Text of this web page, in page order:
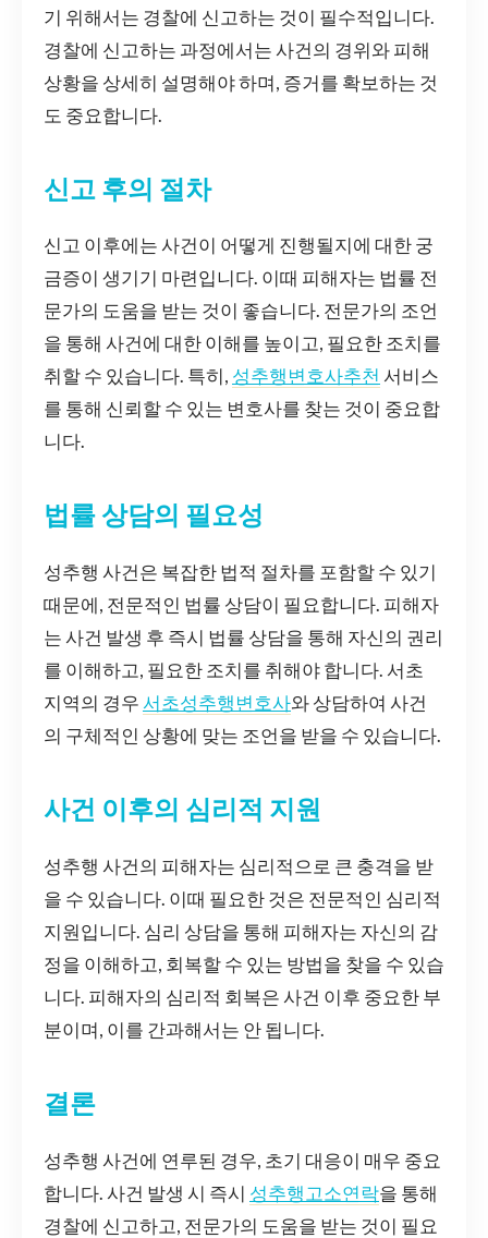
기 위해서는 경찰에 신고하는 것이 필수적입니다.
경찰에 신고하는 과정에서는 사건의 경위와 피해
상황을 상세히 설명해야 하며, 증거를 확보하는 것
도 중요합니다.
신고 후의 절차
신고 이후에는 사건이 어떻게 진행될지에 대한 궁
금증이 생기기 마련입니다. 이때 피해자는 법률 전
문가의 도움을 받는 것이 좋습니다. 전문가의 조언
을 통해 사건에 대한 이해를 높이고, 필요한 조치를
취할 수 있습니다. 특히, 성추행변호사추천 서비스
를 통해 신뢰할 수 있는 변호사를 찾는 것이 중요합
니다.
법률 상담의 필요성
성추행 사건은 복잡한 법적 절차를 포함할 수 있기
때문에, 전문적인 법률 상담이 필요합니다. 피해자
는 사건 발생 후 즉시 법률 상담을 통해 자신의 권리
를 이해하고, 필요한 조치를 취해야 합니다. 서초
지역의 경우 서초성추행변호사와 상담하여 사건
의 구체적인 상황에 맞는 조언을 받을 수 있습니다.
사건 이후의 심리적 지원
성추행 사건의 피해자는 심리적으로 큰 충격을 받
을 수 있습니다. 이때 필요한 것은 전문적인 심리적
지원입니다. 심리 상담을 통해 피해자는 자신의 감
정을 이해하고, 회복할 수 있는 방법을 찾을 수 있습
니다. 피해자의 심리적 회복은 사건 이후 중요한 부
분이며, 이를 간과해서는 안 됩니다.
결론
성추행 사건에 연루된 경우, 초기 대응이 매우 중요
합니다. 사건 발생 시 즉시 성추행고소연락을 통해
경찰에 신고하고, 전문가의 도움을 받는 것이 필요